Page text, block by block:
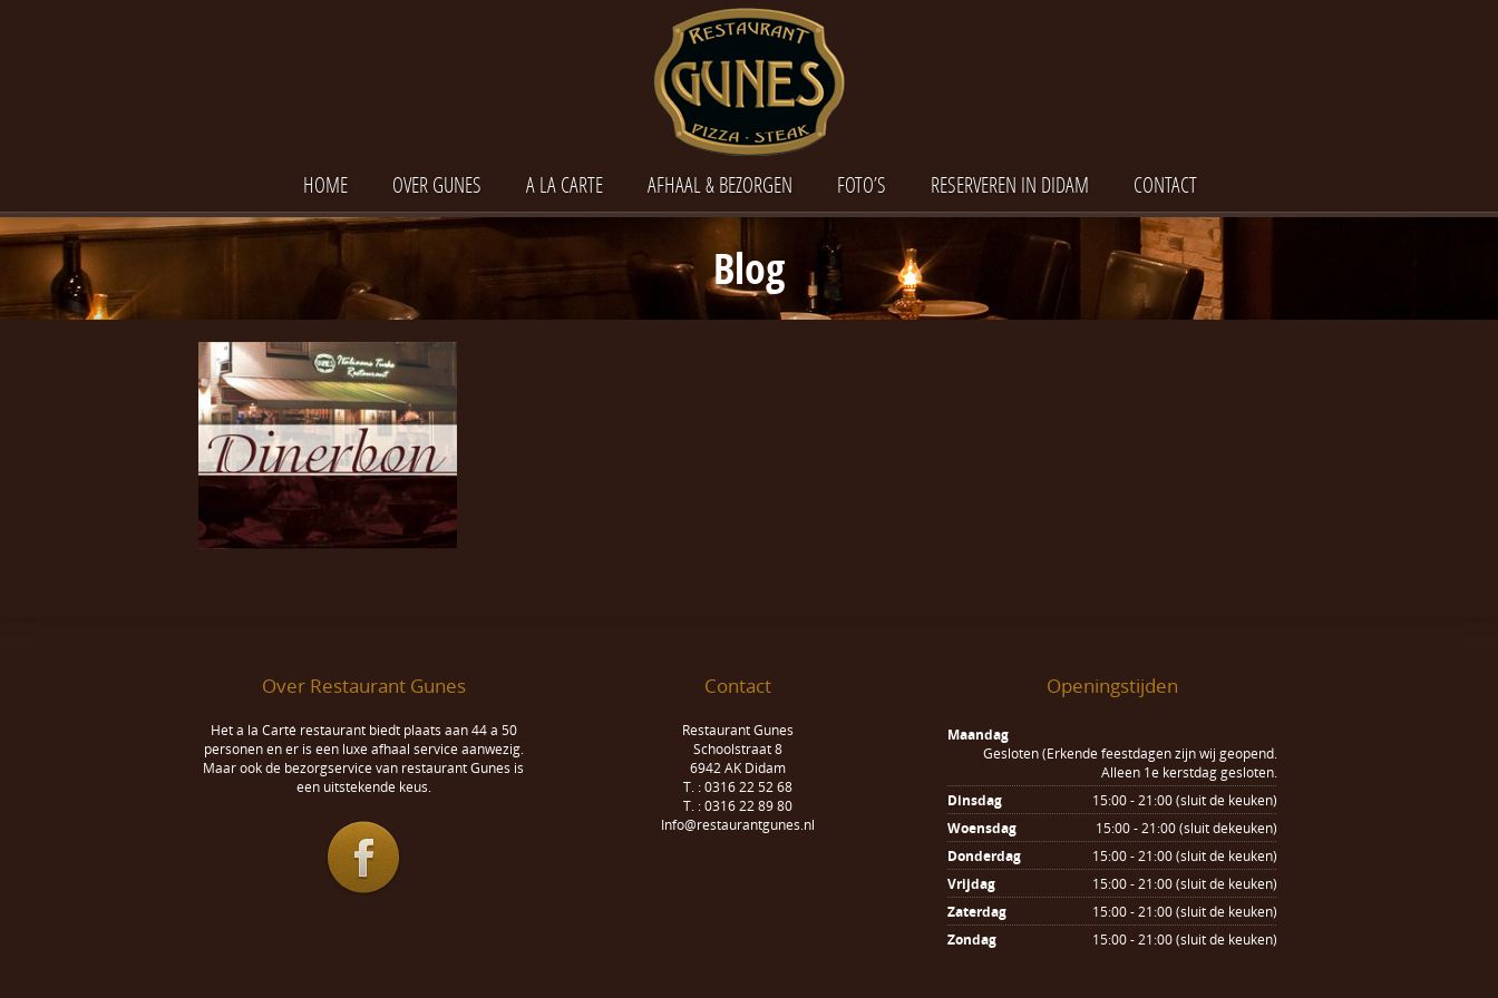
HOME OVER GUNES A LA CARTE AFHAAL & BEZORGEN FOTO’S RESERVEREN IN DIDAM CONTACT
Blog
Over Restaurant Gunes
Het a la Carté restaurant biedt plaats aan 44 a 50
personen en er is een luxe afhaal service aanwezig.
Maar ook de bezorgservice van restaurant Gunes is
een uitstekende keus.
Contact
Restaurant Gunes
Schoolstraat 8
6942 AK Didam
T. : 0316 22 52 68
T. : 0316 22 89 80
Info@restaurantgunes.nl
Openingstijden
Maandag
Gesloten (Erkende feestdagen zijn wij geopend.
Alleen 1e kerstdag gesloten.
Dinsdag
15:00 - 21:00 (sluit de keuken)
Woensdag
15:00 - 21:00 (sluit dekeuken)
Donderdag
15:00 - 21:00 (sluit de keuken)
Vrijdag
15:00 - 21:00 (sluit de keuken)
Zaterdag
15:00 - 21:00 (sluit de keuken)
Zondag
15:00 - 21:00 (sluit de keuken)